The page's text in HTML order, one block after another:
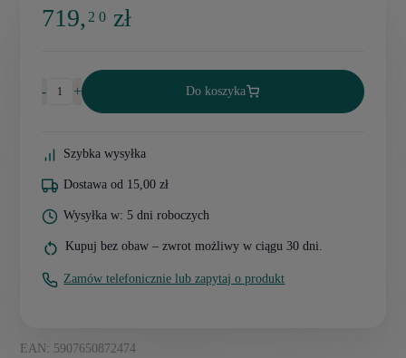
EAN: 5907650872474
719,2 0 zł
- + Do koszyka
Szybka wysyłka
Dostawa od 15,00 zł
Wysyłka w: 5 dni roboczych
Kupuj bez obaw – zwrot możliwy w ciągu 30 dni.
Zamów telefonicznie lub zapytaj o produkt